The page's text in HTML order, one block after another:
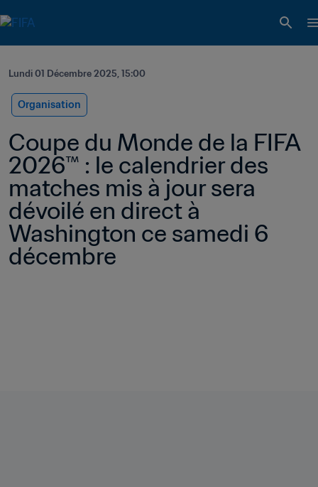
Lundi 01 Décembre 2025, 15:00
Organisation
Coupe du Monde de la FIFA
2026™ : le calendrier des
matches mis à jour sera
dévoilé en direct à
Washington ce samedi 6
décembre